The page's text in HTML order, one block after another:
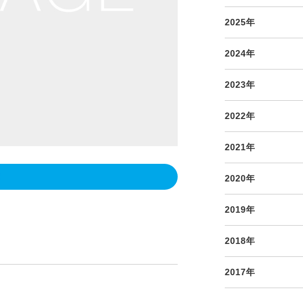
2025年
2024年
2023年
2022年
2021年
2020年
2019年
2018年
2017年